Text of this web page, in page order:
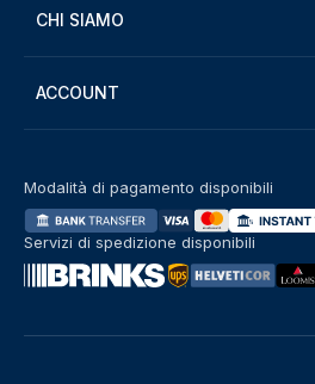
CHI SIAMO
ACCOUNT
Modalità di pagamento disponibili
Servizi di spedizione disponibili